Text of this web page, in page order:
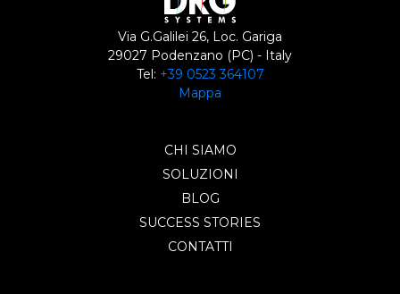
Via G.Galilei 26, Loc. Gariga
29027 Podenzano (PC) - Italy
Tel: +39 0523 364107
Mappa
CHI SIAMO
SOLUZIONI
BLOG
SUCCESS STORIES
CONTATTI